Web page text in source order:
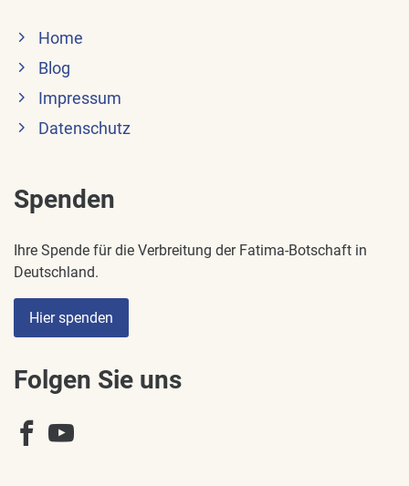
Home
Blog
Impressum
Datenschutz
Spenden
Ihre Spende für die Verbreitung der Fatima-Botschaft in
Deutschland.
Hier spenden
Folgen Sie uns